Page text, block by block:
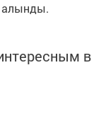
алынды.
в